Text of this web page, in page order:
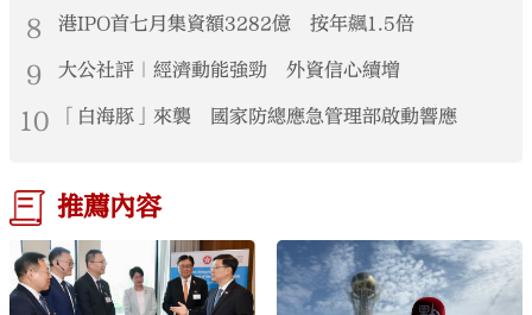
8 港IPO首七月集資額3282億 按年飆1.5倍
9 大公社評｜經濟動能強勁 外資信心續增
10 「白海豚」來襲 國家防總應急管理部啟動響應
推薦內容